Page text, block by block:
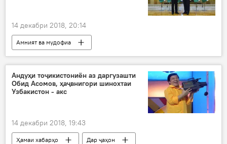
14 декабри 2018, 20:14
Амният ва мудофиа
Андуҳи тоҷикистониён аз даргузашти
Обид Асомов, ҳаҷвнигори шинохтаи
Узбакистон - акс
14 декабри 2018, 19:43
Ҳамаи хабарҳо
Дар ҷаҳон